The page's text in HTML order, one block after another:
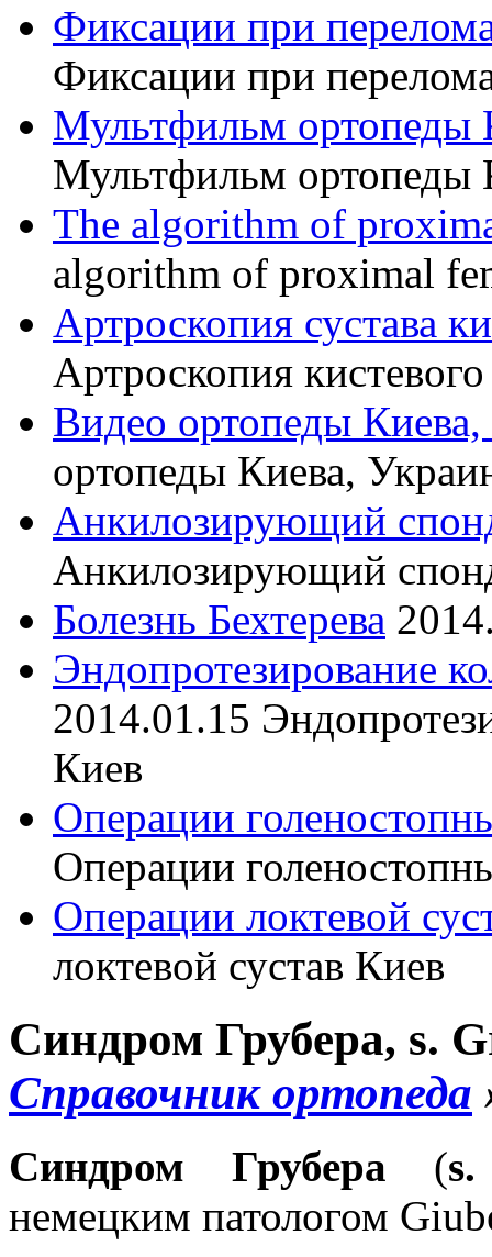
Фиксации при
Фиксации при
Мультфильм ортопеды
Мультфильм ортопеды
The algorithm of
algorithm of proximal
Артроскопия сустава
Артроскопия
Видео ортопеды
ортопеды Киева,
Анкилозирующий
Анкилозирующий
Болезнь Бехтерева
Эндопротезирование
2014.01.15
Киев
Операции
Операции
Операции локтевой
локтевой сустав Киев
Синдром Грубера, s.
Справочник ортопеда
Синдром Грубера (
немецким патологом